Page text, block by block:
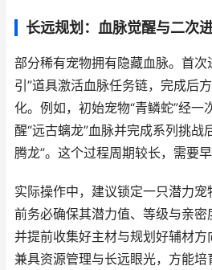
长远规划：血脉觉醒与二次
部分稀有宠物拥有隐藏血脉。首次
引”道具激活血脉任务链，完成后
化。例如，初始宠物“青鳞蛇”经一
醒“远古螭龙”血脉并完成系列挑战
腾龙”。这个过程周期较长，需要
实际操作中，建议锁定一只潜力
前务必确保其潜力值、等级与亲密
并提前收集好主材与规划好辅材
兼具资源管理与长远眼光，方能培